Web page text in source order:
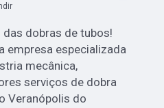
dobras de tubos!
empresa especializada
mecânica,
serviços de dobra
Veranópolis do